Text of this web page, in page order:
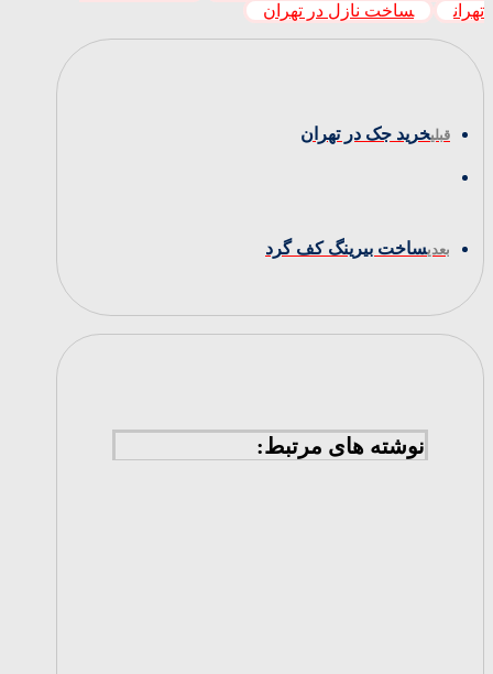
تهران ساخت نازل در تهران
قبلیخرید جک در تهران
بعدیساخت بیرینگ کف گرد
نوشته های مرتبط: